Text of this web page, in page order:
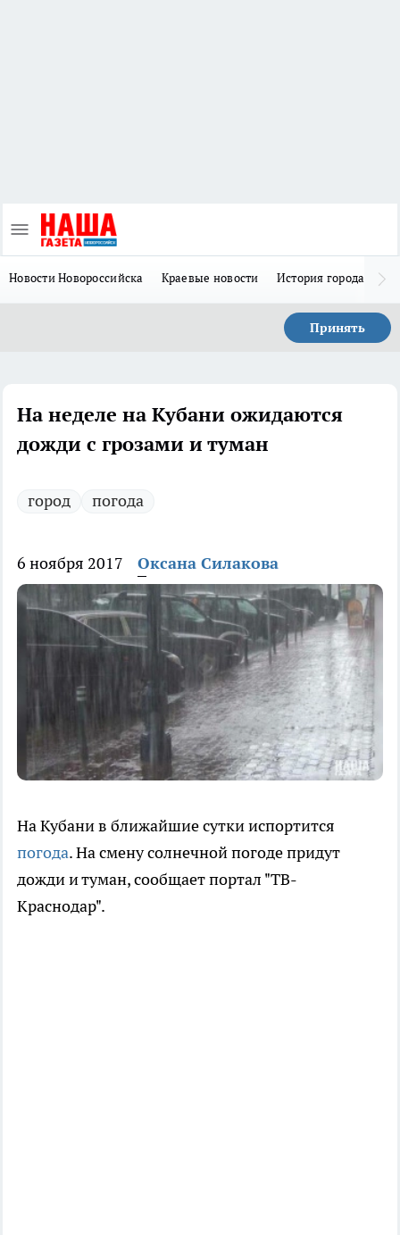
Новости Новороссийска Краевые новости История города Н
Принять
На неделе на Кубани ожидаются
дожди с грозами и туман
город погода
6 ноября 2017 Оксана Силакова
На Кубани в ближайшие сутки испортится
погода. На смену солнечной погоде придут
дожди и туман, сообщает портал "ТВ-
Краснодар".